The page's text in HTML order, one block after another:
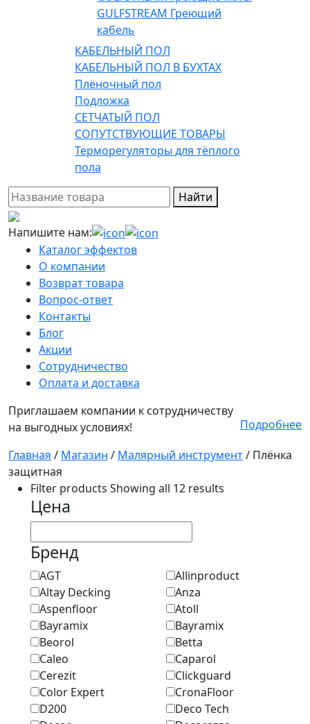
GULFSTREAM Греющий
кабель
КАБЕЛЬНЫЙ ПОЛ
КАБЕЛЬНЫЙ ПОЛ В БУХТАХ
Плёночный пол
Подложка
СЕТЧАТЫЙ ПОЛ
СОПУТСТВУЮЩИЕ ТОВАРЫ
Терморегуляторы для тёплого
пола
Найти
Напишите нам:
Каталог эффектов
О компании
Возврат товара
Вопрос-ответ
Контакты
Блог
Акции
Сотрудничество
Оплата и доставка
Приглашаем компании к сотрудничеству
на выгодных условиях!
Подробнее
Главная / Магазин / Малярный инструмент/ Плёнка
защитная
Filter products Showing all 12 results
Цена
Бренд
AGT
Allinproduct
Altay Decking
Anza
Aspenfloor
Atoll
Bayramix
Bayramix
Beorol
Betta
Caleo
Caparol
Cerezit
Clickguard
Color Expert
CronaFloor
D200
Deco Tech